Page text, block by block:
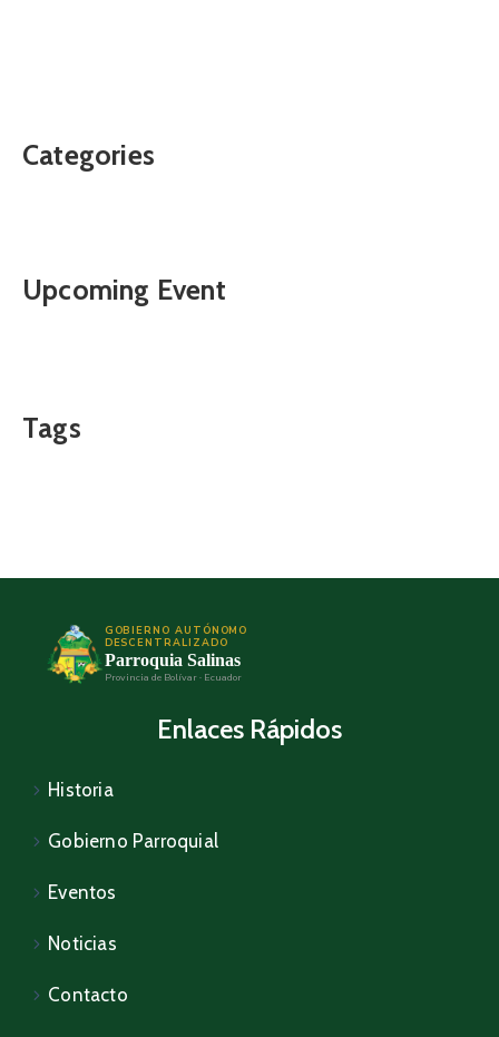
Categories
Upcoming Event
Tags
GOBIERNO AUTÓNOMO
DESCENTRALIZADO
Parroquia Salinas
Provincia de Bolívar · Ecuador
Enlaces Rápidos
Historia
Gobierno Parroquial
Eventos
Noticias
Contacto